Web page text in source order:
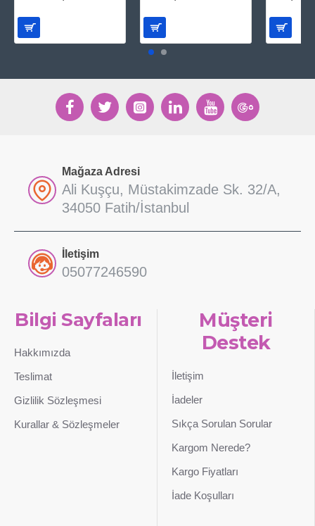
Mağaza Adresi
Ali Kuşçu, Müstakimzade Sk. 32/A,
34050 Fatih/İstanbul
İletişim
05077246590
Bilgi Sayfaları
Hakkımızda
Teslimat
Gizlilik Sözleşmesi
Kurallar & Sözleşmeler
Müşteri
Destek
İletişim
İadeler
Sıkça Sorulan Sorular
Kargom Nerede?
Kargo Fiyatları
İade Koşulları